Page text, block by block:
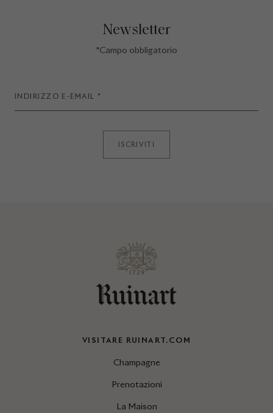
Newsletter
*Campo obbligatorio
ISCRIVITI
VISITARE RUINART.COM
Champagne
Prenotazioni
La Maison